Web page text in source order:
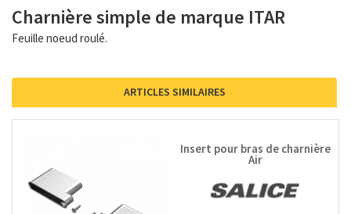
Charnière simple de marque ITAR
Feuille noeud roulé.
ARTICLES SIMILAIRES
Insert pour bras de charnière
Air